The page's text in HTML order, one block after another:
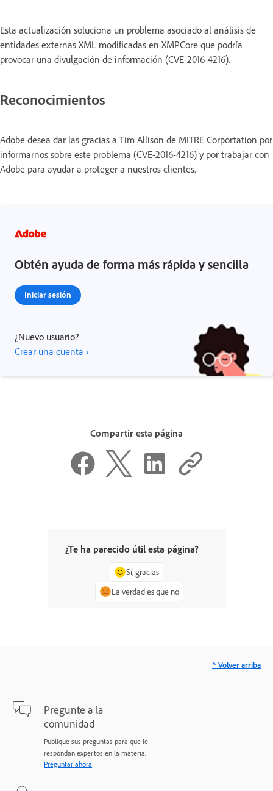
Esta actualización soluciona un problema asociado al análisis de
entidades externas XML modificadas en XMPCore que podría
provocar una divulgación de información (CVE-2016-4216).
Reconocimientos
Adobe desea dar las gracias a Tim Allison de MITRE Corportation por
informarnos sobre este problema (CVE-2016-4216) y por trabajar con
Adobe para ayudar a proteger a nuestros clientes.
Obtén ayuda de forma más rápida y sencilla
Iniciar sesión
¿Nuevo usuario?
Crear una cuenta ›
Compartir esta página
¿Te ha parecido útil esta página?
Sí, gracias
La verdad es que no
Pregunte a la
comunidad
Publique sus preguntas para que le
respondan expertos en la materia.
Preguntar ahora
^ Volver arriba